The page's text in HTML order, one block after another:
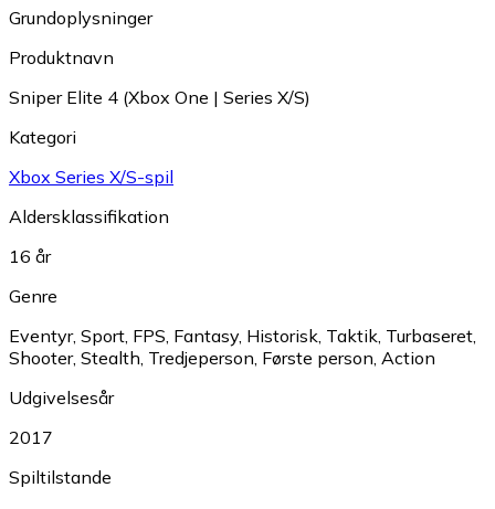
Grundoplysninger
Produktnavn
Sniper Elite 4 (Xbox One | Series X/S)
Kategori
Xbox Series X/S-spil
Aldersklassifikation
16 år
Genre
Eventyr, Sport, FPS, Fantasy, Historisk, Taktik, Turbaseret,
Shooter, Stealth, Tredjeperson, Første person, Action
Udgivelsesår
2017
Spiltilstande